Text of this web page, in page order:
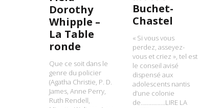
Buchet-
Chastel
« Si vous vous
perdez, asseyez-
vous et criez », tel est
le conseil avisé
dispensé aux
adolescents nantis
d’une colonie
de…………….LIRE LA
Dorothy
Whipple –
La Table
ronde
Que ce soit dans le
genre du policier
(Agatha Christie, P. D.
James, Anne Perry,
Ruth Rendell,